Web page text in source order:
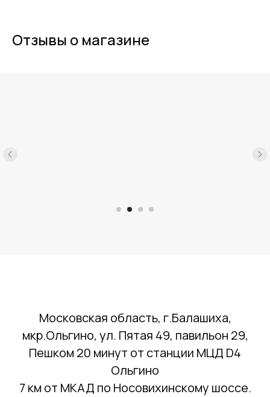
Отзывы о магазине
Московская область, г.Балашиха,
мкр.Ольгино, ул. Пятая 49, павильон 29,
Пешком 20 минут от станции МЦД D4
Ольгино
7 км от МКАД по Носовихинскому шоссе.